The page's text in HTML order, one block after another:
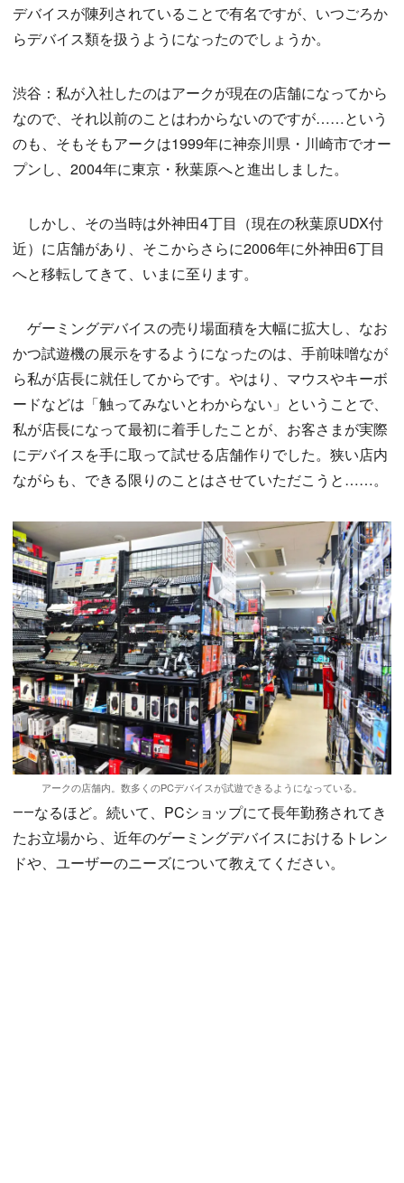
デバイスが陳列されていることで有名ですが、いつごろか
らデバイス類を扱うようになったのでしょうか。
渋谷：私が入社したのはアークが現在の店舗になってから
なので、それ以前のことはわからないのですが……という
のも、そもそもアークは1999年に神奈川県・川崎市でオー
プンし、2004年に東京・秋葉原へと進出しました。
しかし、その当時は外神田4丁目（現在の秋葉原UDX付
近）に店舗があり、そこからさらに2006年に外神田6丁目
へと移転してきて、いまに至ります。
ゲーミングデバイスの売り場面積を大幅に拡大し、なお
かつ試遊機の展示をするようになったのは、手前味噌なが
ら私が店長に就任してからです。やはり、マウスやキーボ
ードなどは「触ってみないとわからない」ということで、
私が店長になって最初に着手したことが、お客さまが実際
にデバイスを手に取って試せる店舗作りでした。狭い店内
ながらも、できる限りのことはさせていただこうと……。
アークの店舗内。数多くのPCデバイスが試遊できるようになっている。
――なるほど。続いて、PCショップにて長年勤務されてき
たお立場から、近年のゲーミングデバイスにおけるトレン
ドや、ユーザーのニーズについて教えてください。